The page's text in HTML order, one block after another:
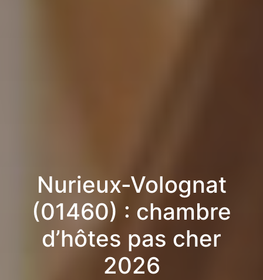
Nurieux-Volognat
(01460) : chambre
d’hôtes pas cher
2026